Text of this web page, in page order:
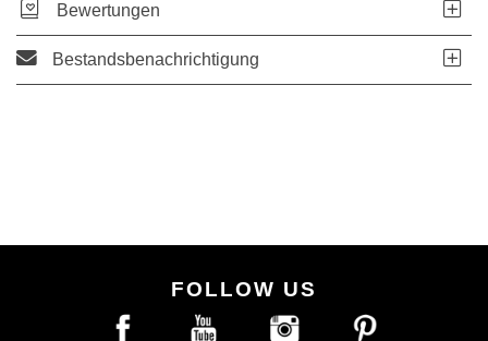
Bewertungen
Bestandsbenachrichtigung
FOLLOW US